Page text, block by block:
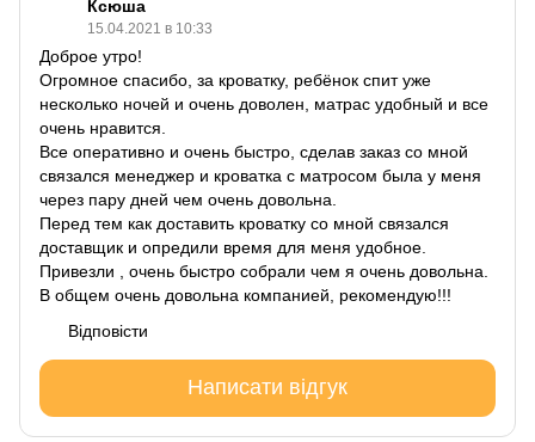
Ксюша
15.04.2021 в 10:33
Доброе утро!
Огромное спасибо, за кроватку, ребёнок спит уже
несколько ночей и очень доволен, матрас удобный и все
очень нравится.
Все оперативно и очень быстро, сделав заказ со мной
связался менеджер и кроватка с матросом была у меня
через пару дней чем очень довольна.
Перед тем как доставить кроватку со мной связался
доставщик и опредили время для меня удобное.
Привезли , очень быстро собрали чем я очень довольна.
В общем очень довольна компанией, рекомендую!!!
Відповісти
Написати відгук